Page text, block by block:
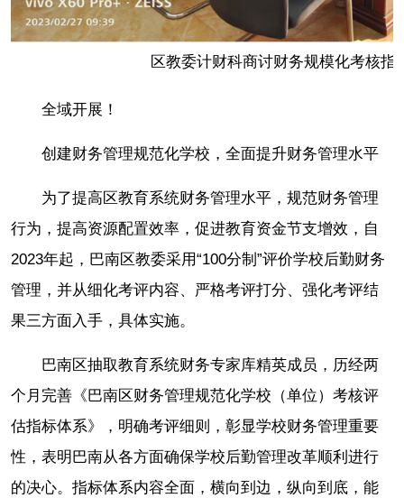
区教委计财科商讨财务规模化考核指
全域开展！
创建财务管理规范化学校，全面提升财务管理水平
为了提高区教育系统财务管理水平，规范财务管理
行为，提高资源配置效率，促进教育资金节支增效，自
2023年起，巴南区教委采用“100分制”评价学校后勤财务
管理，并从细化考评内容、严格考评打分、强化考评结
果三方面入手，具体实施。
巴南区抽取教育系统财务专家库精英成员，历经两
个月完善《巴南区财务管理规范化学校（单位）考核评
估指标体系》，明确考评细则，彰显学校财务管理重要
性，表明巴南从各方面确保学校后勤管理改革顺利进行
的决心。指标体系内容全面，横向到边，纵向到底，能